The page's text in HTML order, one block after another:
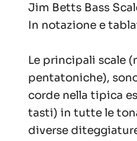
Jim Betts Bass
In notazione e
Le principali scale
pentatoniche),
corde nella tipica
tasti) in tutte le
diverse